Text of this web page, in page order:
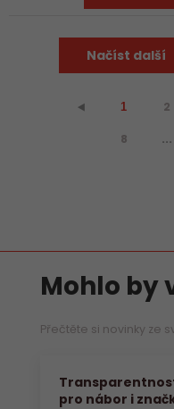
Načíst další
⯇ 1 2
8 ...
Mohlo by
Přečtěte si novinky ze
pro nábor i